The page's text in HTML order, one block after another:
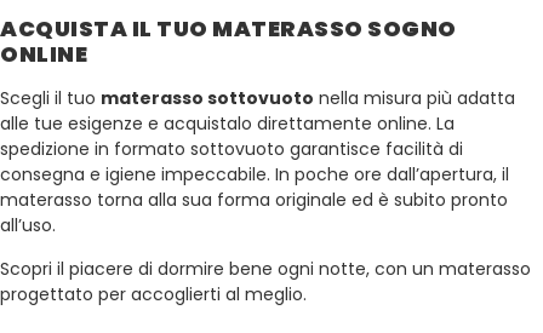
ACQUISTA IL TUO MATERASSO SOGNO
ONLINE
Scegli il tuo materasso sottovuoto nella misura più adatta
alle tue esigenze e acquistalo direttamente online. La
spedizione in formato sottovuoto garantisce facilità di
consegna e igiene impeccabile. In poche ore dall’apertura, il
materasso torna alla sua forma originale ed è subito pronto
all’uso.
Scopri il piacere di dormire bene ogni notte, con un materasso
progettato per accoglierti al meglio.